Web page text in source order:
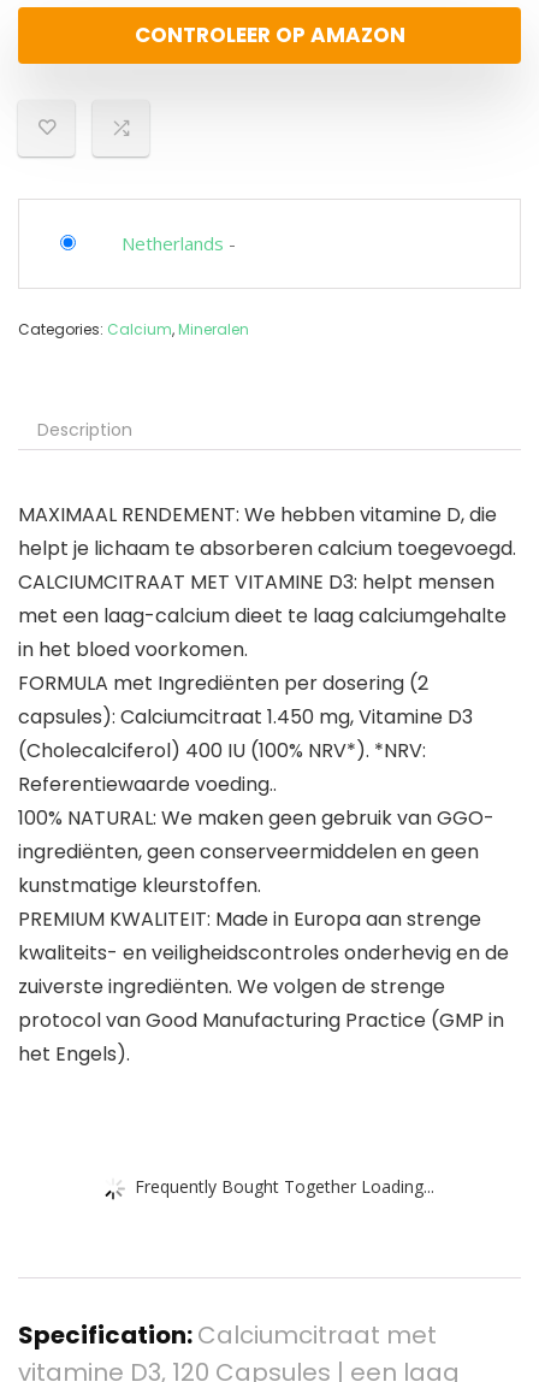
CONTROLEER OP AMAZON
Netherlands -
Categories: Calcium,Mineralen
Description
MAXIMAAL RENDEMENT: We hebben vitamine D, die
helpt je lichaam te absorberen calcium toegevoegd.
CALCIUMCITRAAT MET VITAMINE D3: helpt mensen
met een laag-calcium dieet te laag calciumgehalte
in het bloed voorkomen.
FORMULA met Ingrediënten per dosering (2
capsules): Calciumcitraat 1.450 mg, Vitamine D3
(Cholecalciferol) 400 IU (100% NRV*). *NRV:
Referentiewaarde voeding..
100% NATURAL: We maken geen gebruik van GGO-
ingrediënten, geen conserveermiddelen en geen
kunstmatige kleurstoffen.
PREMIUM KWALITEIT: Made in Europa aan strenge
kwaliteits- en veiligheidscontroles onderhevig en de
zuiverste ingrediënten. We volgen de strenge
protocol van Good Manufacturing Practice (GMP in
het Engels).
Frequently Bought Together Loading...
Specification:Calciumcitraat met
vitamine D3, 120 Capsules | een laag